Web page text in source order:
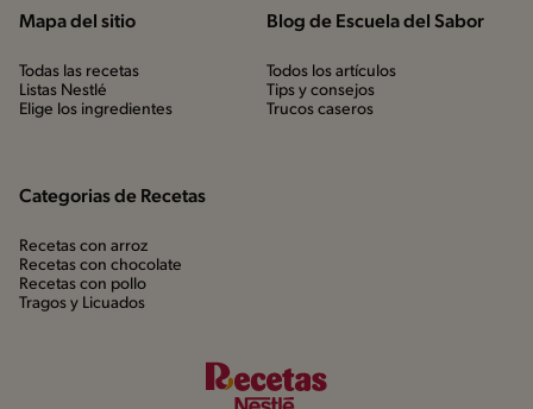
Mapa del sitio
Todas las recetas
Listas Nestlé
Elige los ingredientes
Blog de Escuela del Sabor
Todos los artículos
Tips y consejos
Trucos caseros
Categorias de Recetas
Recetas con arroz
Recetas con chocolate
Recetas con pollo
Tragos y Licuados